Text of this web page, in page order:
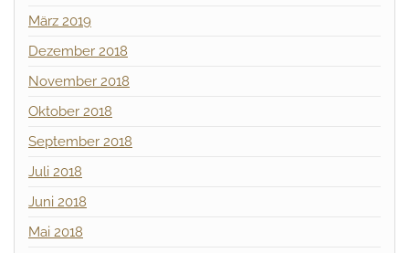
März 2019
Dezember 2018
November 2018
Oktober 2018
September 2018
Juli 2018
Juni 2018
Mai 2018